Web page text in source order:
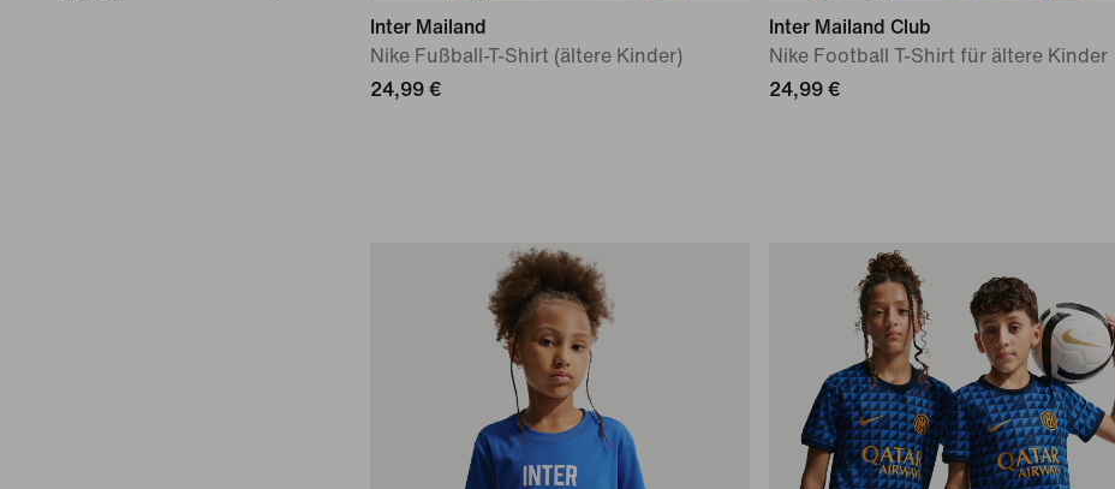
Inter Mailand
Nike Fußball-T-Shirt (ältere Kinder)
24,99 €
Inter Mailand Club
Nike Football T-Shirt für ältere Kinder
24,99 €